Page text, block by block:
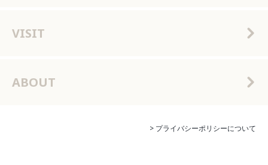
VISIT
ABOUT
> プライバシーポリシーについて